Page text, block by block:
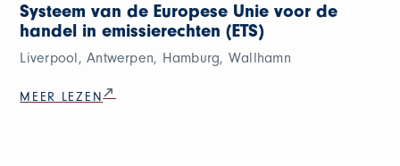
Systeem van de Europese Unie voor de
handel in emissierechten (ETS)
Liverpool, Antwerpen, Hamburg, Wallhamn
MEER LEZEN